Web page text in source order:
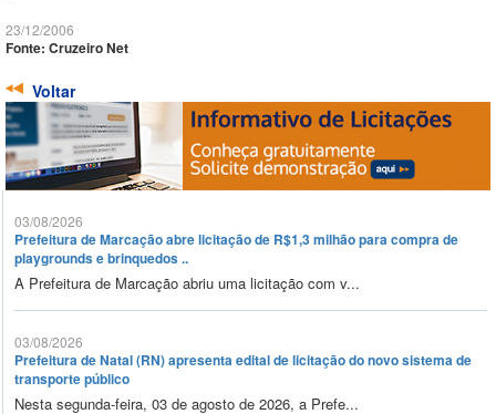
23/12/2006
Fonte: Cruzeiro Net
Voltar
03/08/2026
Prefeitura de Marcação abre licitação de R$1,3 milhão para compra de
playgrounds e brinquedos ..
A Prefeitura de Marcação abriu uma licitação com v...
03/08/2026
Prefeitura de Natal (RN) apresenta edital de licitação do novo sistema de
transporte público
Nesta segunda-feira, 03 de agosto de 2026, a Prefe...